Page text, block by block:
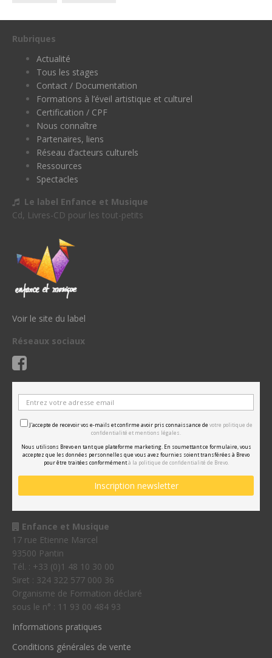
Rubriques
Actualité
Tous les stages
Contact / Documentation
Formations à l’éveil artistique et culturel
Certification / CPF
Nous connaître
Partenaires, liens
Réseau d’acteurs culturels
Ressources
Spectacles
Le label Enfance et Musique
Cd, Livres-CD pour les tout-petits
Voir le site du label
Réseaux sociaux
J'accepte de recevoir vos e-mails et confirme avoir pris connaissance de votre politique de
confidentialité et mentions légales.
Nous utilisons Brevo en tant que plateforme marketing. En soumettant ce formulaire, vous
acceptez que les données personnelles que vous avez fournies soient transférées à Brevo
pour être traitées conformémentà la politique de confidentialité de Brevo.
Enfance et Musique
17 rue Etienne Marcel
93500 Pantin
Tél. : +33 (0)1 48 10 30 00
Siret : 324 322 577 000 36
Organisme de Formation déclaré
sous le n° : 11 93 00 484 93
Informations pratiques
Conditions générales de vente